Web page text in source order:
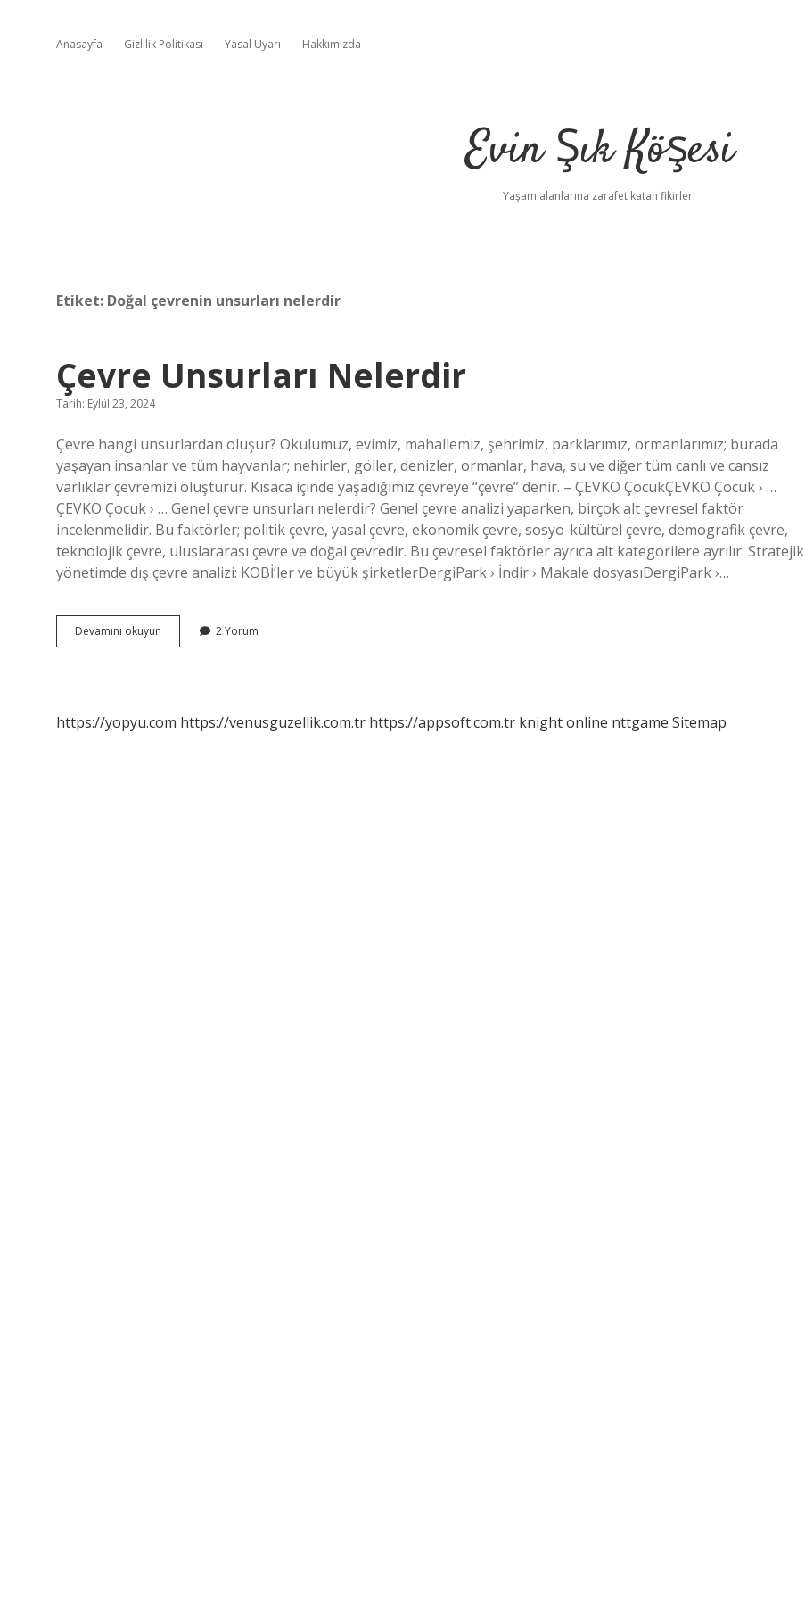
Anasayfa Gizlilik Politikası Yasal Uyarı Hakkımızda
Evin Şık Köşesi
Yaşam alanlarına zarafet katan fikirler!
Etiket: Doğal çevrenin unsurları nelerdir
Çevre Unsurları Nelerdir
Tarih: Eylül 23, 2024
Çevre hangi unsurlardan oluşur? Okulumuz, evimiz, mahallemiz, şehrimiz, parklarımız, ormanlarımız; burada
yaşayan insanlar ve tüm hayvanlar; nehirler, göller, denizler, ormanlar, hava, su ve diğer tüm canlı ve cansız
varlıklar çevremizi oluşturur. Kısaca içinde yaşadığımız çevreye “çevre” denir. – ÇEVKO ÇocukÇEVKO Çocuk › …
ÇEVKO Çocuk › … Genel çevre unsurları nelerdir? Genel çevre analizi yaparken, birçok alt çevresel faktör
incelenmelidir. Bu faktörler; politik çevre, yasal çevre, ekonomik çevre, sosyo-kültürel çevre, demografik çevre,
teknolojik çevre, uluslararası çevre ve doğal çevredir. Bu çevresel faktörler ayrıca alt kategorilere ayrılır: Stratejik
yönetimde dış çevre analizi: KOBİ’ler ve büyük şirketlerDergiPark › İndir › Makale dosyasıDergiPark ›…
Devamını okuyun
Unsurları
2 Yorum
https://yopyu.com https://venusguzellik.com.tr https://appsoft.com.tr knight online nttgame Sitemap